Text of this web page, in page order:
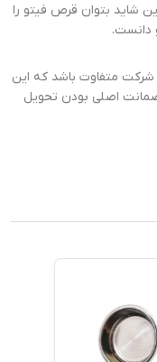
شاید بتوان قرص فیتو را
دانست.
متفاوت باشد که این
اصلی بودن تحویل